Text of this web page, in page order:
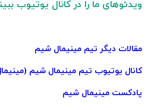
ویدئوهای ما را در کانال یوتیوب
مقالات دیگر تیم مینیمال‌ شیم
کانال یوتیوب تیم مینیمال‌ شیم
پادکست مینیمال‌ شیم